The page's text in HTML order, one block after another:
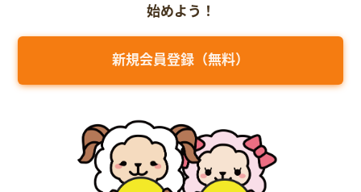
始めよう！
新規会員登録（無料）